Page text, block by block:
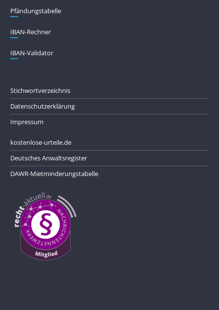
Pfändungs­tabelle
IBAN-Rechner
IBAN-Validator
Stichwortverzeichnis
Datenschutzerklärung
Impressum
kostenlose-urteile.de
Deutsches Anwaltsregister
DAWR-Mietminderungstabelle